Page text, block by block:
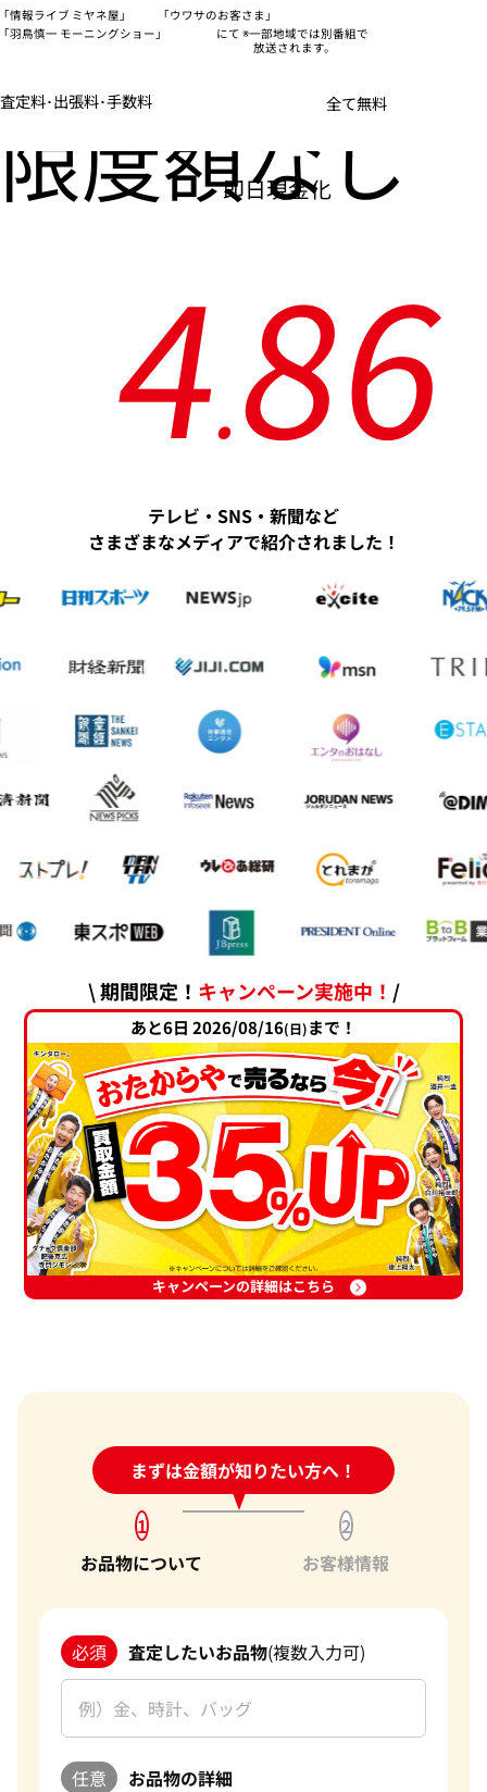
情報ライブ ミヤネ屋」 「ウワサのお客さま」
羽鳥慎一 モーニングショー」 にて ※一部地域では別番組で
放送されます。
査定料･出張料･手数料 全て無料
限度額なし
即日現金化
4.
86
テレビ・SNS・新聞など
さまざまなメディアで紹介されました！
\ 期間限定！ キャンペーン実施中！ /
あと6日 2026/08/16(日)まで！
キャンペーンの詳細はこちら
まずは金額が知りたい方へ！
24時間受付中!問い合わせフォーム
1
お品物について
2
お客様情報
必須 査定したいお品物(複数入力可)
任意 お品物の詳細